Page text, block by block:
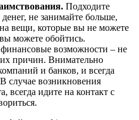
Подходите
не занимайте больше,
вещи, которые вы не можете
можете обойтись.
возможности – не
причин. Внимательно
и банков, и всегда
случае возникновения
всегда идите на контакт с